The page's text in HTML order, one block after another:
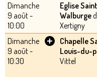
Dimanche
9 août -
10:00
Eglise
Walburge
Xertigny
Dimanche
9 août -
10:30
+
Chapelle
Louis-du-
Vittel